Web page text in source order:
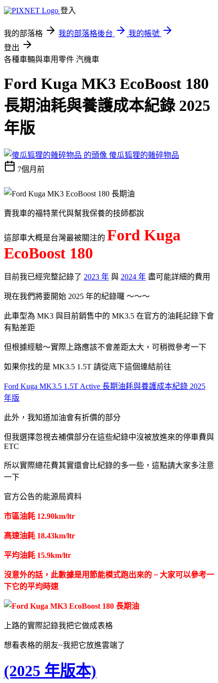
登入
我的部落格 我的部落格後台
我的帳號
登出
各種車輛與車用零件 汽機車
Ford Kuga MK3 EcoBoost 180
長期油耗與養護成本紀錄 2025
年版
傻瓜狐狸的雜碎物品
7個月前
賣我車的福特業代與幫我保養的技師都說
這部車大概是台灣最被關注的 Ford Kuga
EcoBoost 180
目前我已經完整記錄了 2023 年 與 2024 年 盡可能詳細的費用
現在我們將要開始 2025 年的紀錄囉 ～～～
此車型為 MK3 與目前銷售中的 MK3.5 在官方的油耗記錄下會
有點差距
但根據經驗～實際上路應該不會差距太大，可稍微參考一下
如果你找的是 MK3.5 1.5T 請從底下這個連結前往
Ford Kuga MK3.5 1.5T Active 長期油耗與養護成本紀錄 2025
年版
此外，我知道加油會有折價的部分
但我選擇忽視去補償部分在這些紀錄中沒被放進來的停車費與
ETC
所以實際總花費其實還會比紀錄的多一些，這點請大家多注意
一下
官方公告的能源局資料
市區油耗 12.90km/ltr
高速油耗 18.43km/ltr
平均油耗 15.9km/ltr
沒意外的話，此數據是用節能模式跑出來的 ~ 大家可以參考一
下它的平均時速
上路的實際記錄我把它做成表格
想看表格的朋友~我把它放進雲端了
(2025 年版本)